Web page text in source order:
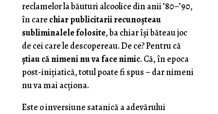
reclamelor la băuturi alcoolice din anii ’80–’90,
în care chiar publicitarii recunoșteau
subliminalele folosite, ba chiar își băteau joc
de cei care le descopereau. De ce? Pentru că
știau că nimeni nu va face nimic. Că, în epoca
post-inițiatică, totul poate fi spus – dar nimeni
nu va mai acționa.
Este o inversiune satanică a adevărului